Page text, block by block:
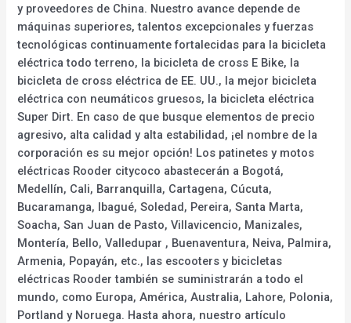
y proveedores de China. Nuestro avance depende de
máquinas superiores, talentos excepcionales y fuerzas
tecnológicas continuamente fortalecidas para la bicicleta
eléctrica todo terreno, la bicicleta de cross E Bike, la
bicicleta de cross eléctrica de EE. UU., la mejor bicicleta
eléctrica con neumáticos gruesos, la bicicleta eléctrica
Super Dirt. En caso de que busque elementos de precio
agresivo, alta calidad y alta estabilidad, ¡el nombre de la
corporación es su mejor opción! Los patinetes y motos
eléctricas Rooder citycoco abastecerán a Bogotá,
Medellín, Cali, Barranquilla, Cartagena, Cúcuta,
Bucaramanga, Ibagué, Soledad, Pereira, Santa Marta,
Soacha, San Juan de Pasto, Villavicencio, Manizales,
Montería, Bello, Valledupar , Buenaventura, Neiva, Palmira,
Armenia, Popayán, etc., las escooters y bicicletas
eléctricas Rooder también se suministrarán a todo el
mundo, como Europa, América, Australia, Lahore, Polonia,
Portland y Noruega. Hasta ahora, nuestro artículo